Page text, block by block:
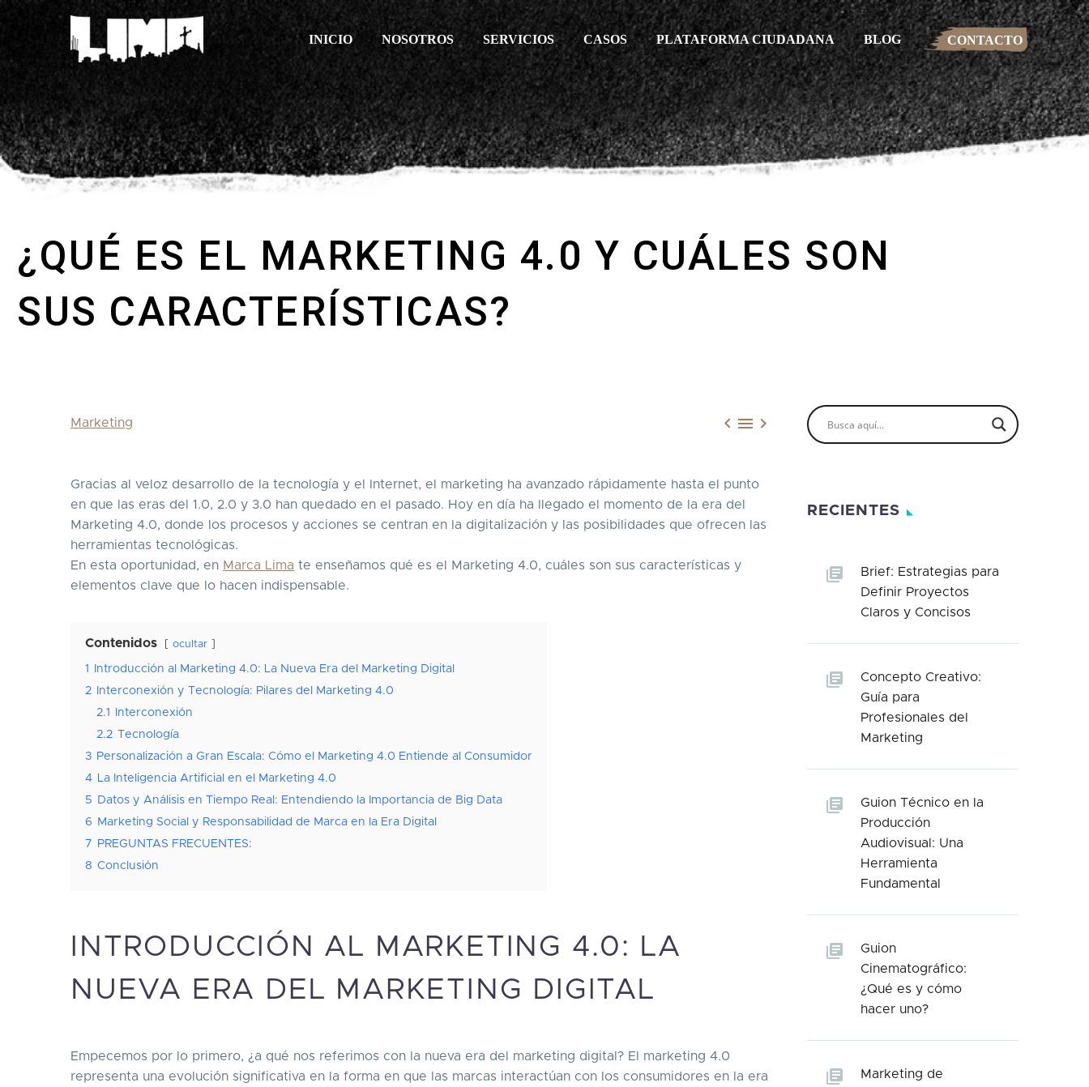
INICIO NOSOTROS SERVICIOS CASOS PLATAFORMA CIUDADANA BLOG CONTACTO
¿QUÉ ES EL MARKETING 4.0 Y CUÁLES SON
SUS CARACTERÍSTICAS?
  
Marketing
Gracias al veloz desarrollo de la tecnología y el Internet, el marketing ha avanzado rápidamente hasta el punto
en que las eras del 1.0, 2.0 y 3.0 han quedado en el pasado. Hoy en día ha llegado el momento de la era del
Marketing 4.0, donde los procesos y acciones se centran en la digitalización y las posibilidades que ofrecen las
herramientas tecnológicas.
En esta oportunidad, en Marca Lima te enseñamos qué es el Marketing 4.0, cuáles son sus características y
elementos clave que lo hacen indispensable.
Contenidos ocultar
1
Introducción al Marketing 4.0: La Nueva Era del Marketing Digital
2
Interconexión y Tecnología: Pilares del Marketing 4.0
2.1
Interconexión
2.2
Tecnología
3 Personalización a Gran Escala: Cómo el Marketing 4.0 Entiende al Consumidor
4 La Inteligencia Artificial en el Marketing 4.0
5
Datos y Análisis en Tiempo Real: Entendiendo la Importancia de Big Data
6
Marketing Social y Responsabilidad de Marca en la Era Digital
7
PREGUNTAS FRECUENTES:
8 Conclusión
INTRODUCCIÓN AL MARKETING 4.0: LA
NUEVA ERA DEL MARKETING DIGITAL
Empecemos por lo primero, ¿a qué nos referimos con la nueva era del marketing digital? El marketing 4.0
representa una evolución significativa en la forma en que las marcas interactúan con los consumidores en la era
RECIENTES
Brief: Estrategias para
Definir Proyectos
Claros y Concisos
Concepto Creativo:
Guía para
Profesionales del
Marketing
Guion Técnico en la
Producción
Audiovisual: Una
Herramienta
Fundamental
Guion
Cinematográfico:
¿Qué es y cómo
hacer uno?
Marketing de